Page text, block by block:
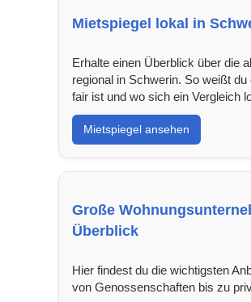
Mietspiegel lokal in
Erhalte einen Überblick über die
regional in Schwerin. So weißt
fair ist und wo sich ein Vergleich
Mietspiegel ansehen
Große
Überblick
Hier findest du die wichtigsten
von Genossenschaften bis zu